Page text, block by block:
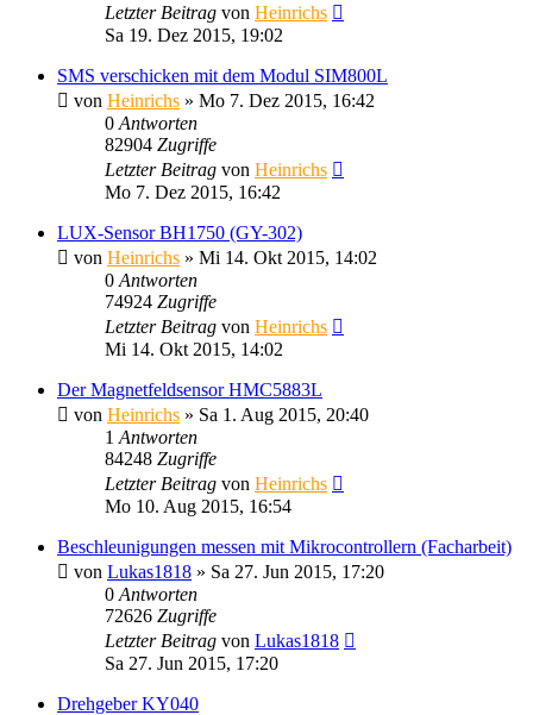
Letzter Beitrag von Heinrichs
Sa 19. Dez 2015, 19:02
SMS verschicken mit dem Modul SIM800L
von Heinrichs » Mo 7. Dez 2015, 16:42
0 Antworten
82904 Zugriffe
Letzter Beitrag von Heinrichs
Mo 7. Dez 2015, 16:42
LUX-Sensor BH1750 (GY-302)
von Heinrichs » Mi 14. Okt 2015, 14:02
0 Antworten
74924 Zugriffe
Letzter Beitrag von Heinrichs
Mi 14. Okt 2015, 14:02
Der Magnetfeldsensor HMC5883L
von Heinrichs » Sa 1. Aug 2015, 20:40
1 Antworten
84248 Zugriffe
Letzter Beitrag von Heinrichs
Mo 10. Aug 2015, 16:54
Beschleunigungen messen mit Mikrocontrollern (Facharbeit)
von Lukas1818 » Sa 27. Jun 2015, 17:20
0 Antworten
72626 Zugriffe
Letzter Beitrag von Lukas1818
Sa 27. Jun 2015, 17:20
Drehgeber KY040